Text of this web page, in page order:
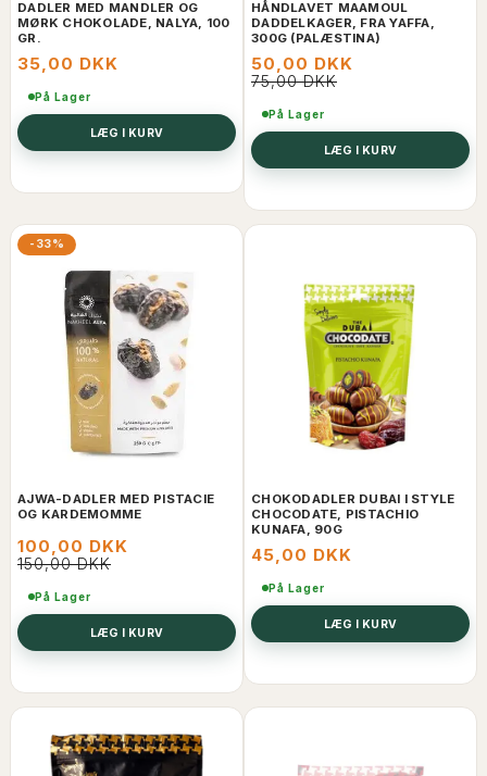
DADLER MED MANDLER OG
MØRK CHOKOLADE, NALYA, 100
GR.
35,00 DKK
På Lager
LÆG I KURV
HÅNDLAVET MAAMOUL
DADDELKAGER, FRA YAFFA,
300G (PALÆSTINA)
50,00 DKK
75,00 DKK
På Lager
LÆG I KURV
-33%
AJWA-DADLER MED PISTACIE
OG KARDEMOMME
100,00 DKK
150,00 DKK
På Lager
LÆG I KURV
CHOKODADLER DUBAI I STYLE
CHOCODATE, PISTACHIO
KUNAFA, 90G
45,00 DKK
På Lager
LÆG I KURV